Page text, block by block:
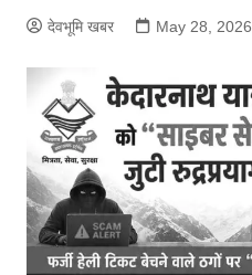
देवभूमि खबर May 28, 2026